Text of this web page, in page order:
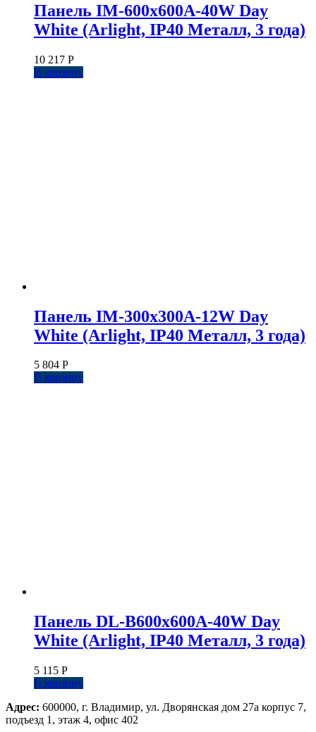
Панель IM-600x600A-40W Day
White (Arlight, IP40 Металл, 3 года)
10 217 Р
В корзину
Панель IM-300x300A-12W Day
White (Arlight, IP40 Металл, 3 года)
5 804 Р
В корзину
Панель DL-B600x600A-40W Day
White (Arlight, IP40 Металл, 3 года)
5 115 Р
В корзину
Адрес: 600000, г. Владимир, ул. Дворянская дом 27а корпус 7,
подъезд 1, этаж 4, офис 402